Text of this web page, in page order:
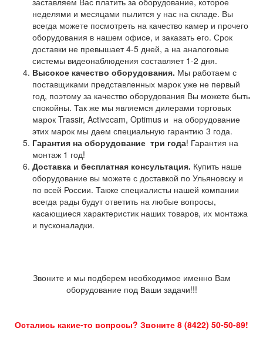
неделями и месяцами пылится у нас на складе. Вы
всегда можете посмотреть на качество камер и прочего
оборудования в нашем офисе, и заказать его. Срок
доставки не превышает 4-5 дней, а на аналоговые
системы видеонаблюдения составляет 1-2 дня.
Высокое качество оборудования. Мы работаем с
поставщиками представленных марок уже не первый
год, поэтому за качество оборудования Вы можете быть
спокойны. Так же мы являемся дилерами торговых
марок Trassir, Activecam, Optimus и на оборудование
этих марок мы даем специальную гарантию 3 года.
Гарантия на оборудование три года! Гарантия на
монтаж 1 год!
Доставка и бесплатная консультация. Купить наше
оборудование вы можете с доставкой по Ульяновску и
по всей России. Также специалисты нашей компании
всегда рады будут ответить на любые вопросы,
касающиеся характеристик наших товаров, их монтажа
и пусконаладки.
Звоните и мы подберем необходимое именно Вам
оборудование под Ваши задачи!!!
Остались какие-то вопросы? Звоните 8 (8422) 50-50-89!